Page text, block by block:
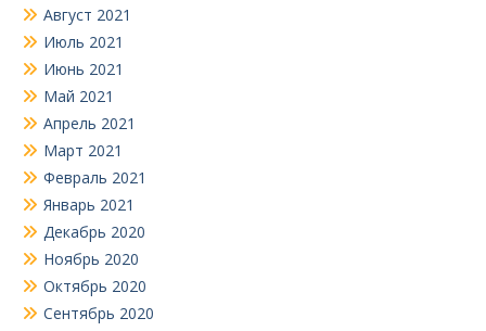
Август 2021
Июль 2021
Июнь 2021
Май 2021
Апрель 2021
Март 2021
Февраль 2021
Январь 2021
Декабрь 2020
Ноябрь 2020
Октябрь 2020
Сентябрь 2020